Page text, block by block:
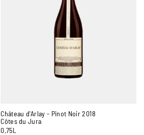
Château d'Arlay - Pinot Noir 2018
Côtes du Jura
0,75L